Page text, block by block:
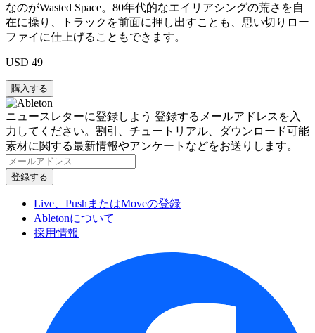
なのがWasted Space。80年代的なエイリアシングの荒さを自
在に操り、トラックを前面に押し出すことも、思い切りロー
ファイに仕上げることもできます。
USD 49
ニュースレターに登録しよう 登録するメールアドレスを入
力してください。割引、チュートリアル、ダウンロード可能
素材に関する最新情報やアンケートなどをお送りします。
Live、PushまたはMoveの登録
Abletonについて
採用情報